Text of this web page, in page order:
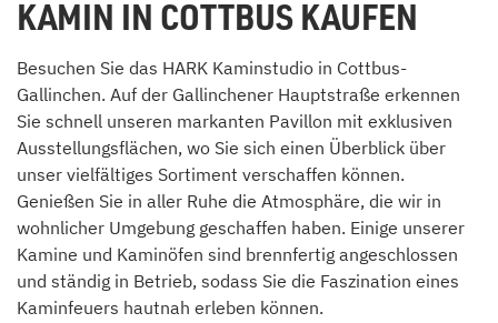
KAMIN IN COTTBUS KAUFEN
Besuchen Sie das HARK Kaminstudio in Cottbus-
Gallinchen. Auf der Gallinchener Hauptstraße erkennen
Sie schnell unseren markanten Pavillon mit exklusiven
Ausstellungsflächen, wo Sie sich einen Überblick über
unser vielfältiges Sortiment verschaffen können.
Genießen Sie in aller Ruhe die Atmosphäre, die wir in
wohnlicher Umgebung geschaffen haben. Einige unserer
Kamine und Kaminöfen sind brennfertig angeschlossen
und ständig in Betrieb, sodass Sie die Faszination eines
Kaminfeuers hautnah erleben können.